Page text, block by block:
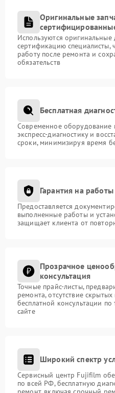
Оригинальные
Используются
сертификацию специалисты,
работу после ремонта и
обязательств
Бесплатная
Современное оборудование
экспресс-диагностику и
сроки, минимизируя время
Гарантия на работы
Предоставляется
выполненные работы и
защищает клиента от
Прозрачное
консультация
Точные прайс-листы,
ремонта, отсутствие
бесплатной консультации
сайте
Широкий спектр
Сервисный центр Fujifilm
по всей РФ, бесплатную